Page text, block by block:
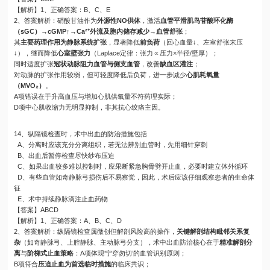
【解析】1、正确答案：B、C、E
2、答案解析：硝酸甘油作为外源性NO供体 ，激活血管平滑肌鸟苷酸环化酶
（sGC）→cGMP↑→Ca²⁺外流及胞内储存减少→血管舒张 ；
其主要药理作用为静脉系统扩张 ，显著降低前负荷 （回心血量↓、左室舒张末压
↓），继而降低心室壁张力
（Laplace定律：张力∝压力×半径/壁厚）；
同时适度扩张冠状动脉阻力血管与侧支血管 ，改善缺血区灌注 ；
对动脉的扩张作用较弱，但可轻度降低后负荷，进一步减少心肌耗氧量
（MVO₂）
A项错误在于升高血压与增加心肌供氧量不符药理实际；
D项中心肌收缩力无明显抑制，非其抗心绞痛主因。
14、纵隔镜检查时，术中出血的防治措施包括
A、分离时应该充分分离组织，若无法辨别血管时，先用细针穿刺
B、出血后暂停检查尽快纱布压迫
C、如果出血较多难以控制时，应果断紧急胸骨劈开止血，必要时建立体外循环
D、有些血管如奇静脉弓损伤后不易察觉，因此，术后应该仔细观察患者的生命体
征
E、术中持续静脉滴注止血药物
【答案】ABCD
【解析】1、正确答案：A、B、C、D
2、答案解析：纵隔镜检查属微创但解剖风险高的操作， 关键解剖结构毗邻关系复
杂 （如奇静脉弓、上腔静脉、主动脉弓分支），术中出血防治核心在于精准解剖分
离与阶梯式止血策略 ：A项体现‘宁穿勿切’的血管识别原则；
B项符合压迫止血为首选临时措施的临床共识；